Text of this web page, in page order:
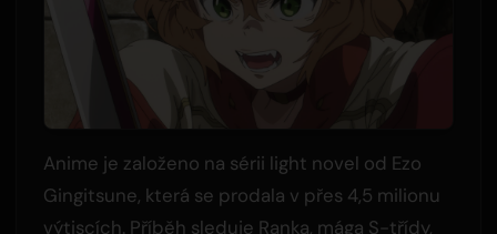
Anime je založeno na sérii light novel od Ezo
Gingitsune, která se prodala v přes 4,5 milionu
výtiscích. Příběh sleduje Ranka, mága S-třídy,